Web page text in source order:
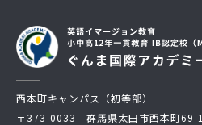
西本町キャンパス（初等部）
〒373-0033 群馬県太田市西本町69-1